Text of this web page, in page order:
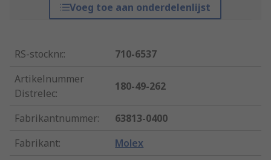
Voeg toe aan onderdelenlijst
RS-stocknr.:
710-6537
Artikelnummer
Distrelec:
180-49-262
Fabrikantnummer:
63813-0400
Fabrikant: Molex